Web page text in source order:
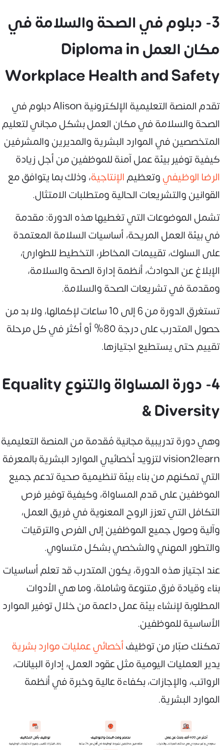
3- دبلوم في الصحة والسلامة في
مكان العمل Diploma in
Workplace Health and Safety
تقدم المنصة التعليمية الإلكترونية Alison دبلوم في
الصحة والسلامة في مكان العمل بشكل مجاني لتعليم
المتخصصين في الموارد البشرية والمديرين والمشرفين
كيفية توفير بيئة عمل آمنة للموظفين من أجل زيادة
الرضا الوظيفيوتعظيمالإنتاجية، وذلك بما يتوافق مع
القوانين والتشريعات الحالية ومتطلبات الامتثال.
تشمل الموضوعات التي تغطيها هذه الدورة: مقدمة
في بيئة العمل المريحة، أساسيات السلامة المعتمدة
على السلوك، تقييمات المخاطر، التخطيط للطوارئ،
الإبلاغ عن الحوادث، أنظمة إدارة الصحة والسلامة،
ومقدمة في تشريعات الصحة والسلامة.
تستغرق الدورة من 6 إلى 10 ساعات لإكمالها، ولا بد من
حصول المتدرب على درجة 80% أو أكثر في كل مرحلة
تقييم حتى يستطيع اجتيازها.
4- دورة المساواة والتنوع Equality
& Diversity
وهي دورة تدريبية مجانية مُقدمة من المنصة التعليمية
vision2learn لتزويد أخصائيي الموارد البشرية بالمعرفة
التي تمكنهم من بناء بيئة تنظيمية صحية تدعم جميع
الموظفين على قدم المساواة، وكيفية توفير فرص
التكافل التي تعزز الروح المعنوية في فريق العمل،
وآلية وصول جميع الموظفين إلى الفرص والترقيات
والتطور المهني والشخصي بشكل متساوي.
عند اجتياز هذه الدورة، يكون المتدرب قد تعلم أساسيات
بناء وقيادة فرق متنوعة وشاملة، وما هي الأدوات
المطلوبة لإنشاء بيئة عمل داعمة من خلال توفير الموارد
الأساسية للموظفين.
تمكنك صبّار من توظيفأخصائي عمليات موارد بشرية
يدير العمليات اليومية مثل عقود العمل، إدارة البيانات،
الرواتب، والإجازات، بكفاءة عالية وخبرة في أنظمة
الموارد البشرية.